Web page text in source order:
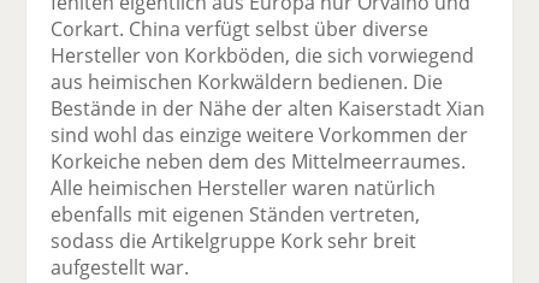
Corkart. China verfügt selbst über diverse
Hersteller von Korkböden, die sich vorwiegend
aus heimischen Korkwäldern bedienen. Die
Bestände in der Nähe der alten Kaiserstadt Xian
sind wohl das einzige weitere Vorkommen der
Korkeiche neben dem des Mittelmeerraumes.
Alle heimischen Hersteller waren natürlich
ebenfalls mit eigenen Ständen vertreten,
sodass die Artikelgruppe Kork sehr breit
aufgestellt war.